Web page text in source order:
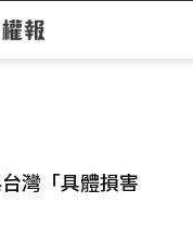
灣「具體損害